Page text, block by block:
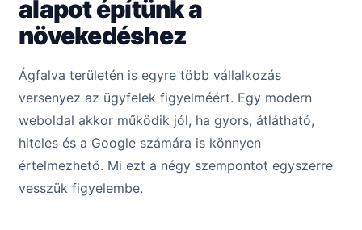
alapot építünk a
növekedéshez
Ágfalva területén is egyre több vállalkozás
versenyez az ügyfelek figyelméért. Egy modern
weboldal akkor működik jól, ha gyors, átlátható,
hiteles és a Google számára is könnyen
értelmezhető. Mi ezt a négy szempontot egyszerre
vesszük figyelembe.